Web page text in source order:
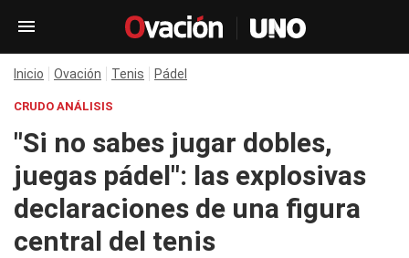
Inicio Ovación Tenis Pádel
CRUDO ANÁLISIS
"Si no sabes jugar dobles,
juegas pádel": las explosivas
declaraciones de una figura
central del tenis